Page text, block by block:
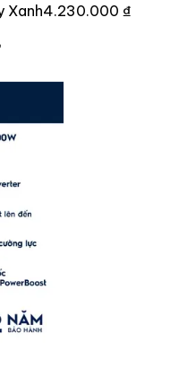
Xanh4.230.000 ₫